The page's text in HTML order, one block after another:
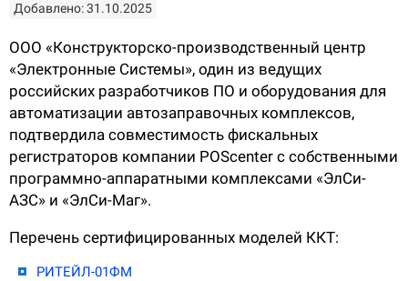
POS-ПЕРИФЕРИЯ
СКАНЕРЫ ШТРИХКОДА
ТЕРМИНАЛЫ СБОРА ДАННЫХ
ТОРГОВЫЕ ВЕСЫ
ЭЛЕКТРОННЫЕ ЦЕННИКИ
ГОТОВЫЕ КОМПЛЕКТЫ
ПО И СЕРВИСЫ
АКСЕССУАРЫ
О КОМПАНИИ
производства кассового и весового оборудования.
КОНТАКТЫ СЕРВИСНЫЕ ЦЕНТРЫ
Добавлено: 31.10.2025
ООО «Конструкторско-производственный центр
«Электронные Системы», один из ведущих
российских разработчиков ПО и оборудования для
автоматизации автозаправочных комплексов,
подтвердила совместимость фискальных
регистраторов компании POScenter с собственными
программно-аппаратными комплексами «ЭлСи-
АЗС» и «ЭлСи-Маг».
Перечень сертифицированных моделей ККТ:
РИТЕЙЛ-01ФМ